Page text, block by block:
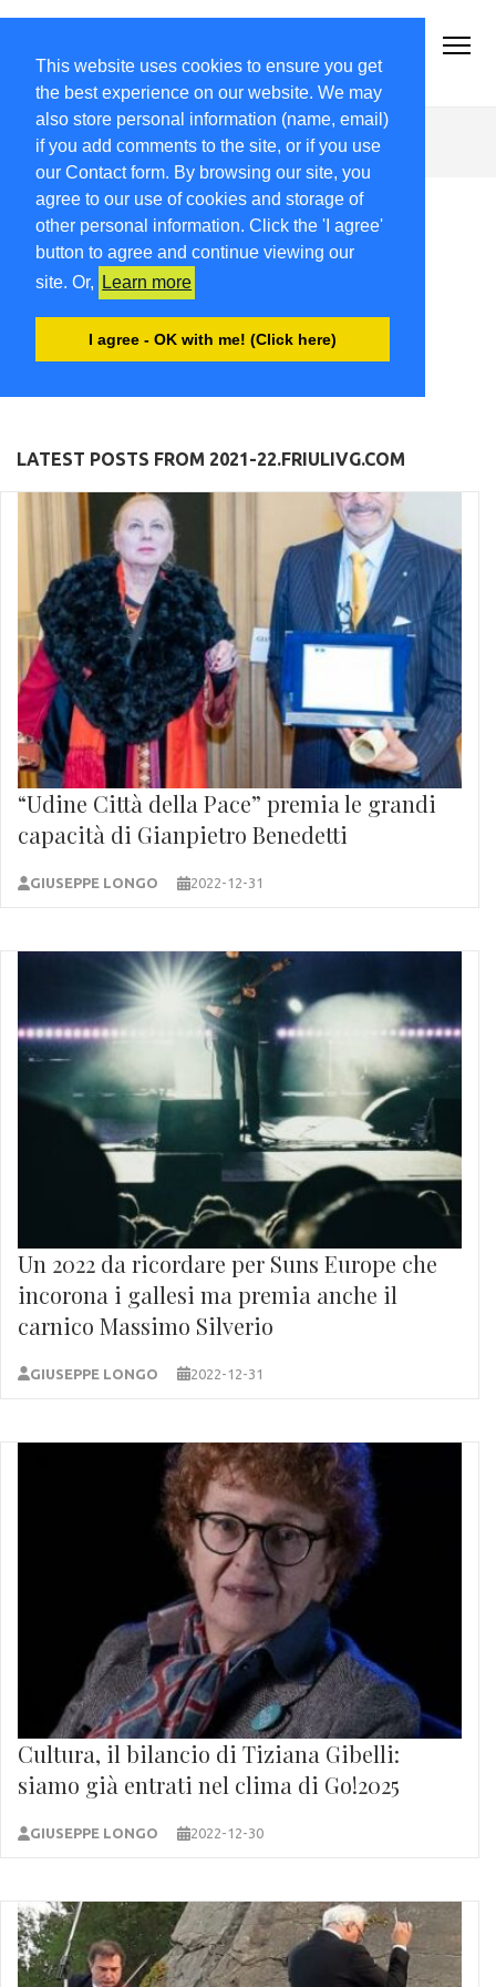
This website uses cookies to ensure you get
the best experience on our website. We may
also store personal information (name, email)
if you add comments to the site, or if you use
our Contact form. By browsing our site, you
agree to our use of cookies and storage of
other personal information. Click the 'I agree'
button to agree and continue viewing our
site. Or,
Learn more
I agree - OK with me! (Click here)
#Cultura #Turismo #Eventi #Territorio-FVG
gussofoto
LATEST POSTS FROM 2021-22.FRIULIVG.COM
“Udine Città della Pace” premia le grandi
capacità di Gianpietro Benedetti
GIUSEPPE LONGO 2022-12-31
Un 2022 da ricordare per Suns Europe che
incorona i gallesi ma premia anche il
carnico Massimo Silverio
GIUSEPPE LONGO 2022-12-31
Cultura, il bilancio di Tiziana Gibelli:
siamo già entrati nel clima di Go!2025
GIUSEPPE LONGO 2022-12-30